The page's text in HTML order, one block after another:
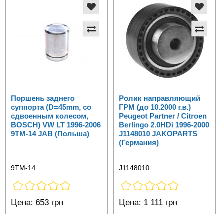
Поршень заднего
суппорта (D=45mm, со
сдвоенным колесом,
BOSCH) VW LT 1996-2006
9TM-14 JAB (Польша)
9TM-14
Цена: 653 грн
Ролик направляющий
ГРМ (до 10.2000 г.в.)
Peugeot Partner / Citroen
Berlingo 2.0HDi 1996-2000
J1148010 JAKOPARTS
(Германия)
J1148010
Цена: 1 111 грн